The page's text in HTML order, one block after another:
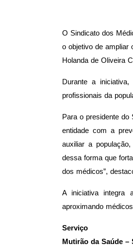
O Sindicato dos
o objetivo de ampliar
Holanda de Oliveira
Durante a
profissionais da
Para o presidente
entidade com a
auxiliar a
dessa forma que
dos médicos”,
A iniciativa integra
aproximando
Serviço
Mutirão da Saúde –